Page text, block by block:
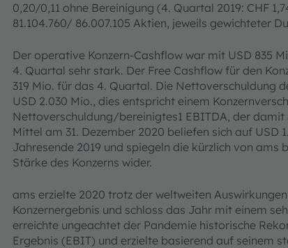
0,20/0,11 ohne Bereinigung (4. Quartal 2019: CHF
81.104.760/ 86.007.105 Aktien, jeweils gewichteter
Der operative Konzern-Cashflow war mit USD 835
4. Quartal sehr stark. Der Free Cashflow für den
319 Mio. für das 4. Quartal. Die Nettoverschuldung
USD 2.030 Mio., dies entspricht einem
Nettoverschuldung/bereinigtes1 EBITDA, der
Mittel am 31. Dezember 2020 beliefen sich auf USD
Jahresende 2019 und spiegeln die kürzlich von
Stärke des Konzerns wider.
ams erzielte 2020 trotz der weltweiten
Konzernergebnis und schloss das Jahr mit einem
erreichte ungeachtet der Pandemie historische
Ergebnis (EBIT) und erzielte basierend auf seinem